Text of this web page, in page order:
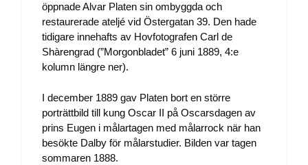
öppnade Alvar Platen sin ombyggda och
restaurerade ateljé vid Östergatan 39. Den hade
tidigare innehafts av Hovfotografen Carl de
Shàrengrad (”Morgonbladet” 6 juni 1889, 4:e
kolumn längre ner).
I december 1889 gav Platen bort en större
porträttbild till kung Oscar II på Oscarsdagen av
prins Eugen i målartagen med målarrock när han
besökte Dalby för målarstudier. Bilden var tagen
sommaren 1888.